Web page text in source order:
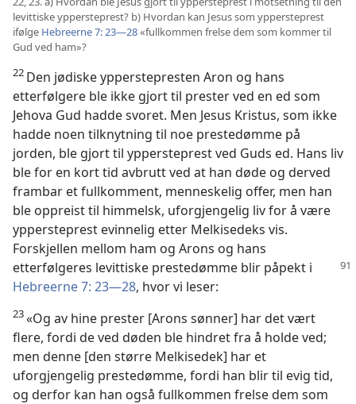
levittiske yppersteprest? b) Hvordan kan Jesus som yppersteprest
ifølge Hebreerne 7: 23—28«fullkommen frelse dem som kommer til
Gud ved ham»?
22 Den jødiske ypperstepresten Aron og hans
etterfølgere ble ikke gjort til prester ved en ed som
Jehova Gud hadde svoret. Men Jesus Kristus, som ikke
hadde noen tilknytning til noe prestedømme på
jorden, ble gjort til yppersteprest ved Guds ed. Hans liv
ble for en kort tid avbrutt ved at han døde og derved
frambar et fullkomment, menneskelig offer, men han
ble oppreist til himmelsk, uforgjengelig liv for å være
yppersteprest evinnelig etter Melkisedeks vis.
Forskjellen mellom ham og Arons og hans
etterfølgeres levittiske prestedømme blir påpekt i
Hebreerne 7: 23—28, hvor vi leser:
23«Og av hine prester [Arons sønner] har det vært
flere, fordi de ved døden ble hindret fra å holde ved;
men denne [den større Melkisedek] har et
uforgjengelig prestedømme, fordi han blir til evig tid,
og derfor kan han også fullkommen frelse dem som